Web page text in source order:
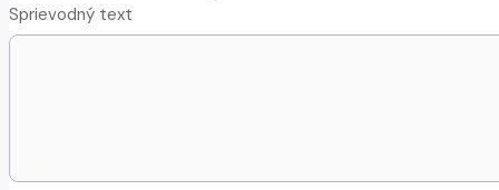
Sprievodný text